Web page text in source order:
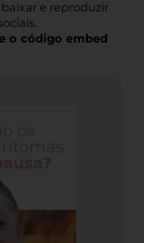
e reproduzir
o código embed